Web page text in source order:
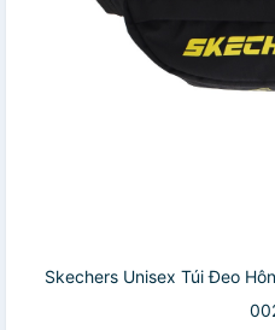
Skechers Unisex Túi Đeo